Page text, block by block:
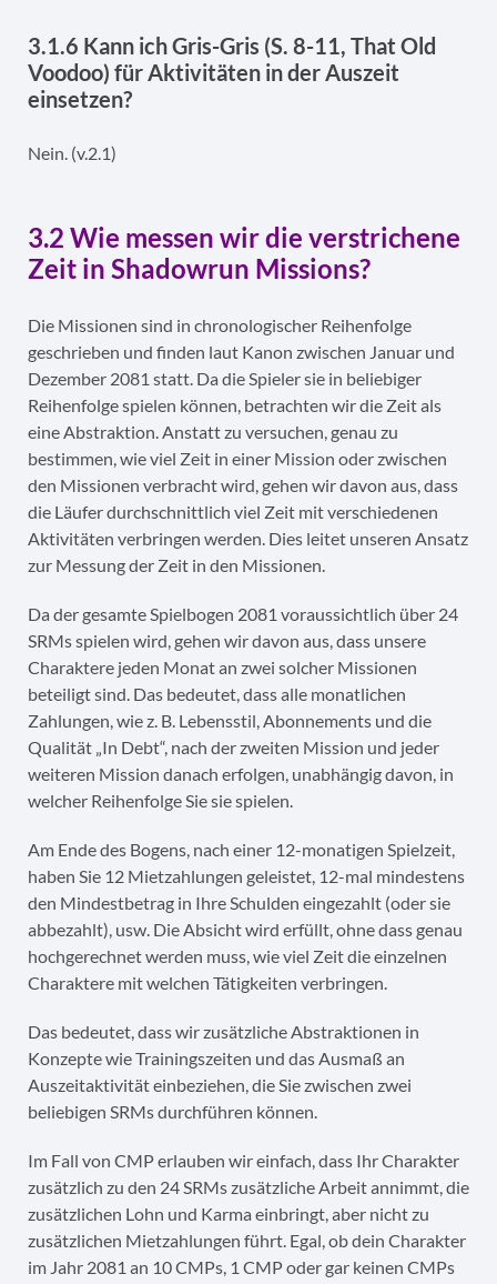
3.1.6 Kann ich Gris-Gris (S. 8-11, That Old
Voodoo) für Aktivitäten in der Auszeit
einsetzen?
Nein. (v.2.1)
3.2 Wie messen wir die verstrichene
Zeit in Shadowrun Missions?
Die Missionen sind in chronologischer Reihenfolge
geschrieben und finden laut Kanon zwischen Januar und
Dezember 2081 statt. Da die Spieler sie in beliebiger
Reihenfolge spielen können, betrachten wir die Zeit als
eine Abstraktion. Anstatt zu versuchen, genau zu
bestimmen, wie viel Zeit in einer Mission oder zwischen
den Missionen verbracht wird, gehen wir davon aus, dass
die Läufer durchschnittlich viel Zeit mit verschiedenen
Aktivitäten verbringen werden. Dies leitet unseren Ansatz
zur Messung der Zeit in den Missionen.
Da der gesamte Spielbogen 2081 voraussichtlich über 24
SRMs spielen wird, gehen wir davon aus, dass unsere
Charaktere jeden Monat an zwei solcher Missionen
beteiligt sind. Das bedeutet, dass alle monatlichen
Zahlungen, wie z. B. Lebensstil, Abonnements und die
Qualität „In Debt“, nach der zweiten Mission und jeder
weiteren Mission danach erfolgen, unabhängig davon, in
welcher Reihenfolge Sie sie spielen.
Am Ende des Bogens, nach einer 12-monatigen Spielzeit,
haben Sie 12 Mietzahlungen geleistet, 12-mal mindestens
den Mindestbetrag in Ihre Schulden eingezahlt (oder sie
abbezahlt), usw. Die Absicht wird erfüllt, ohne dass genau
hochgerechnet werden muss, wie viel Zeit die einzelnen
Charaktere mit welchen Tätigkeiten verbringen.
Das bedeutet, dass wir zusätzliche Abstraktionen in
Konzepte wie Trainingszeiten und das Ausmaß an
Auszeitaktivität einbeziehen, die Sie zwischen zwei
beliebigen SRMs durchführen können.
Im Fall von CMP erlauben wir einfach, dass Ihr Charakter
zusätzlich zu den 24 SRMs zusätzliche Arbeit annimmt, die
zusätzlichen Lohn und Karma einbringt, aber nicht zu
zusätzlichen Mietzahlungen führt. Egal, ob dein Charakter
im Jahr 2081 an 10 CMPs, 1 CMP oder gar keinen CMPs